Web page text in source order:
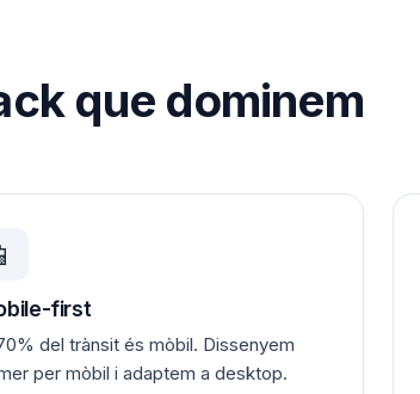
que dominem
first
del trànsit és mòbil. Dissenyem
per mòbil i adaptem a desktop.